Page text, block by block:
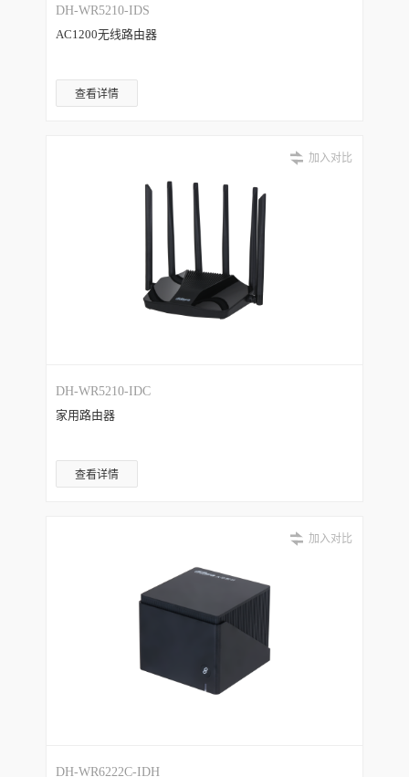
DH-WR5210-IDS
AC1200无线路由器
查看详情
加入对比
DH-WR5210-IDC
家用路由器
查看详情
加入对比
DH-WR6222C-IDH